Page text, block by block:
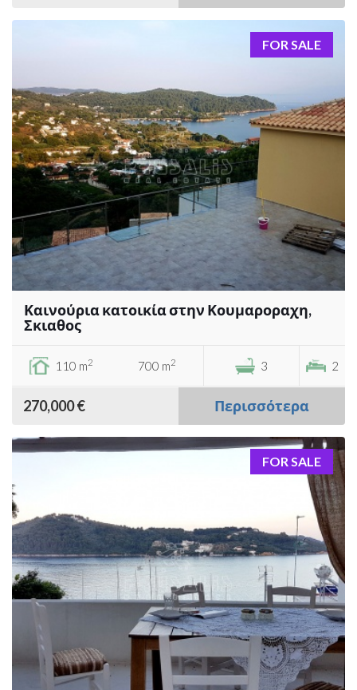
FOR SALE
Καινούρια κατοικία στην Κουμαροραχη,
Σκιαθος
110 m2 700 m2 3 2
270,000 € Περισσότερα
FOR SALE